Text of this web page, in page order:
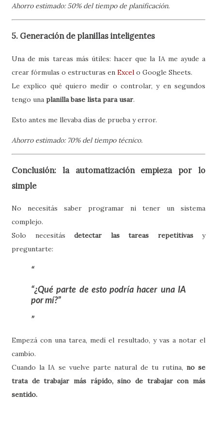
Ahorro estimado: 50% del tiempo de planificación.
5. Generación de planillas inteligentes
Una de mis tareas más útiles: hacer que la IA me ayude a
crear fórmulas o estructuras en Excel o Google Sheets.
Le explico qué quiero medir o controlar, y en segundos
tengo una planilla base lista para usar.
Esto antes me llevaba días de prueba y error.
Ahorro estimado: 70% del tiempo técnico.
Conclusión: la automatización empieza por lo
simple
No necesitás saber programar ni tener un sistema
complejo.
Solo necesitás detectar las tareas repetitivasy
preguntarte:
“¿Qué parte de esto podría hacer una IA
por mí?”
Empezá con una tarea, medí el resultado, y vas a notar el
cambio.
Cuando la IA se vuelve parte natural de tu rutina, no se
trata de trabajar más rápido, sino de trabajar con más
sentido.